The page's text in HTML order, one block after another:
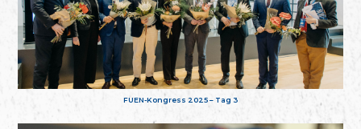
FUEN-Kongress 2025 – Tag 3